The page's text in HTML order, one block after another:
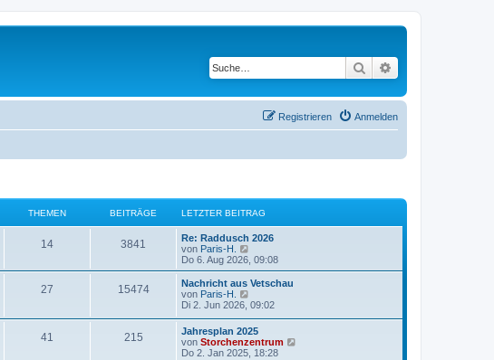
Suche
Anmelden
Registrieren
THEMEN BEITRÄGE LETZTER BEITRAG
14 3841
Re: Raddusch 2026
von Paris-H.
e
u
e
t
r
B
e
i
Do 6. Aug 2026, 09:08
27 15474
Nachricht aus Vetschau
von Paris-H.
e
e
s
t
e
Di 2. Jun 2026, 09:02
41 215
Jahresplan 2025
von Storchenzentrum
Do 2. Jan 2025, 18:28